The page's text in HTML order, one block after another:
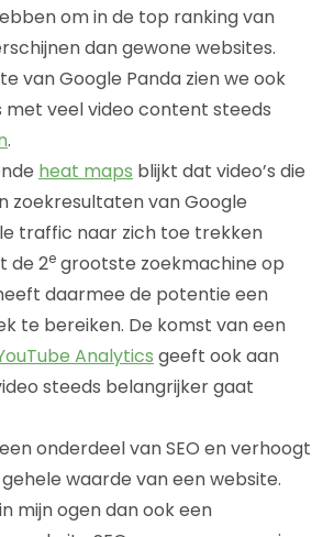
om in de top ranking van
dan gewone websites.
van Google Panda zien we ook
met veel video content steeds
.
heat maps blijkt dat video’s die
zoekresultaten van Google
traffic naar zich toe trekken
de 2e grootste zoekmachine op
daarmee de potentie een
te bereiken. De komst van een
Analytics geeft ook aan
steeds belangrijker gaat
een onderdeel van SEO en verhoogt
waarde van een website.
mijn ogen dan ook een